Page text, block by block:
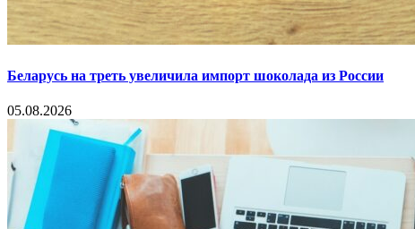
Беларусь на треть увеличила импорт шоколада из России
05.08.2026